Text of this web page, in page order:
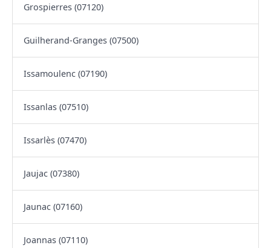
Grospierres (07120)
Guilherand-Granges (07500)
Issamoulenc (07190)
Issanlas (07510)
Issarlès (07470)
Jaujac (07380)
Jaunac (07160)
Joannas (07110)